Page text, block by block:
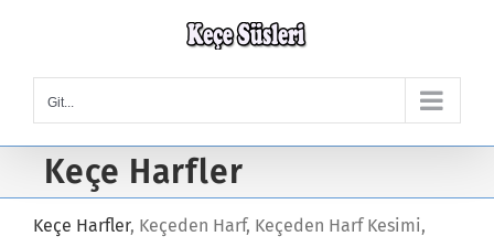
content
Git...
Keçe Harfler
Keçe Harfler, Keçeden Harf, Keçeden Harf Kesimi,